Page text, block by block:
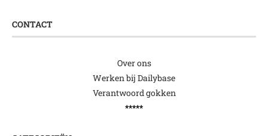
CONTACT
Over ons
Werken bij Dailybase
Verantwoord gokken
*****